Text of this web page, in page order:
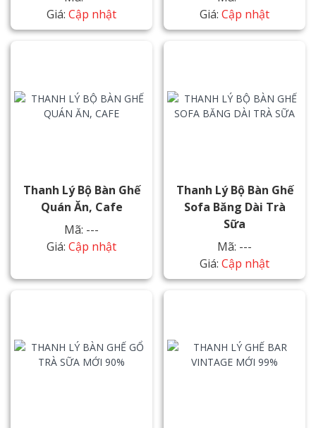
Giá: Cập nhật
Giá: Cập nhật
Thanh Lý Bộ Bàn Ghế
Quán Ăn, Cafe
Mã: ---
Giá: Cập nhật
Thanh Lý Bộ Bàn Ghế
Sofa Băng Dài Trà
Sữa
Mã: ---
Giá: Cập nhật